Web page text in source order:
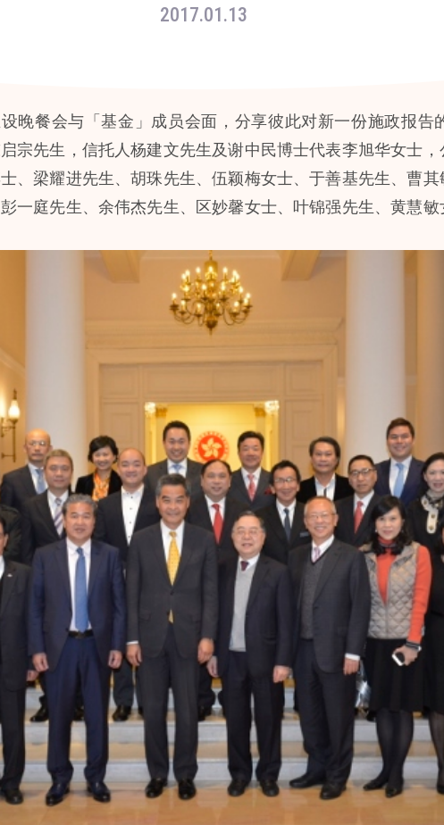
2017.01.13
晚餐会与「基金」成员会面，分享彼此对新一份施政报告
宗先生，信托人杨建文先生及谢中民博士代表李旭华女士
、梁耀进先生、胡珠先生、伍颖梅女士、于善基先生、曹
一庭先生、余伟杰先生、区妙馨女士、叶锦强先生、黄慧